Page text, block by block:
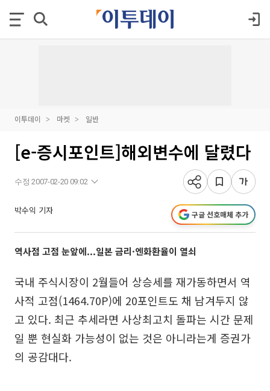
이투데이 마켓 일반
[e-증시포인트]해외변수에 달렸다
수정 2007-02-20 09:02
박수익 기자 구글 선호매체 추가
역사점 고점 눈앞에...일본 금리·엔화환율이 열쇠
국내 주식시장이 2월들어 상승세를 재가동하면서 역
사적 고점(1464.70P)에 20포인트도 채 남겨두지 않
고 있다. 최근 추세라면 사상최고치 돌파는 시간 문제
일 뿐 현실화 가능성이 없는 것은 아니라는게 증권가
의 공감대다.